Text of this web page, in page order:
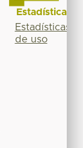
Estadísticas
Estadísticas
de uso